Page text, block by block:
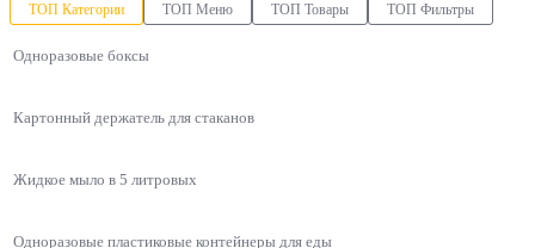
полироль для мебели купить киев
соусница для суши
контейнеры для суши купить
одноразовые контейнеры пищевые
ТОП Категории ТОП Меню ТОП Товары ТОП Фильтры
Одноразовые боксы
Картонный держатель для стаканов
Жидкое мыло в 5 литровых
Одноразовые пластиковые контейнеры для еды